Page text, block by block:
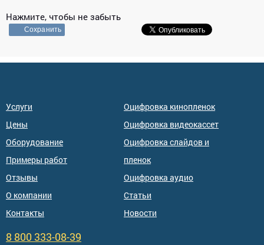
Нажмите, чтобы не забыть
Сохранить
Услуги
Цены
Оборудование
Примеры работ
Отзывы
О компании
Контакты
Оцифровка кинопленок
Оцифровка видеокассет
Оцифровка слайдов и
пленок
Оцифровка аудио
Статьи
Новости
8 800 333-08-39